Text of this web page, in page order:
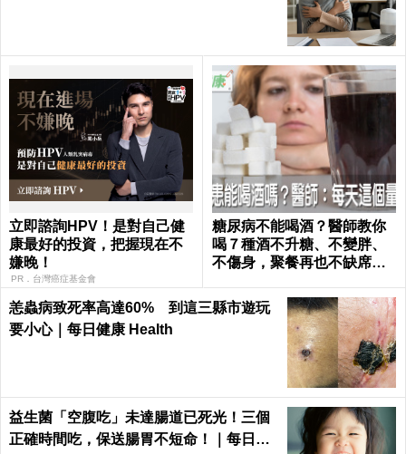
立即諮詢HPV！是對自己健
康最好的投資，把握現在不
嫌晚！
PR．台灣癌症基金會
糖尿病不能喝酒？醫師教你
喝７種酒不升糖、不變胖、
不傷身，聚餐再也不缺席｜
恙蟲病致死率高達60% 到這三縣市遊玩
要小心｜每日健康 Health
益生菌「空腹吃」未達腸道已死光！三個
正確時間吃，保送腸胃不短命！｜每日健